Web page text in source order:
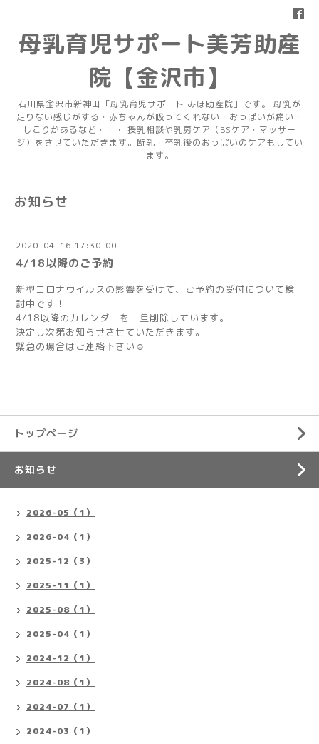
母乳育児サポート美芳助産
院【金沢市】
石川県金沢市新神田「母乳育児サポート みほ助産院」です。 母乳が
足りない感じがする・赤ちゃんが吸ってくれない・おっぱいが痛い・
しこりがあるなど・・・ 授乳相談や乳房ケア（BSケア・マッサー
ジ）をさせていただきます。断乳・卒乳後のおっぱいのケアもしてい
ます。
お知らせ
2020-04-16 17:30:00
4/18以降のご予約
新型コロナウイルスの影響を受けて、ご予約の受付について検
討中です！
4/18以降のカレンダーを一旦削除しています。
決定し次第お知らせさせていただきます。
緊急の場合はご連絡下さい☺️
トップページ
お知らせ
2026-05（1）
2026-04（1）
2025-12（3）
2025-11（1）
2025-08（1）
2025-04（1）
2024-12（1）
2024-08（1）
2024-07（1）
2024-03（1）